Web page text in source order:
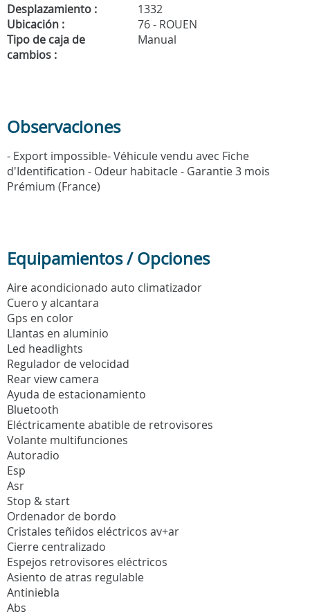
Desplazamiento :
1332
Ubicación :
76 - ROUEN
Tipo de caja de
cambios :
Manual
Observaciones
- Export impossible- Véhicule vendu avec Fiche
d'Identification - Odeur habitacle - Garantie 3 mois
Prémium (France)
Equipamientos / Opciones
Aire acondicionado auto climatizador
Cuero y alcantara
Gps en color
Llantas en aluminio
Led headlights
Regulador de velocidad
Rear view camera
Ayuda de estacionamiento
Bluetooth
Eléctricamente abatible de retrovisores
Volante multifunciones
Autoradio
Esp
Asr
Stop & start
Ordenador de bordo
Cristales teñidos eléctricos av+ar
Cierre centralizado
Espejos retrovisores eléctricos
Asiento de atras regulable
Antiniebla
Abs